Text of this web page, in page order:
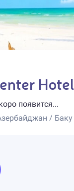
Hotel
появится...
/ Баку